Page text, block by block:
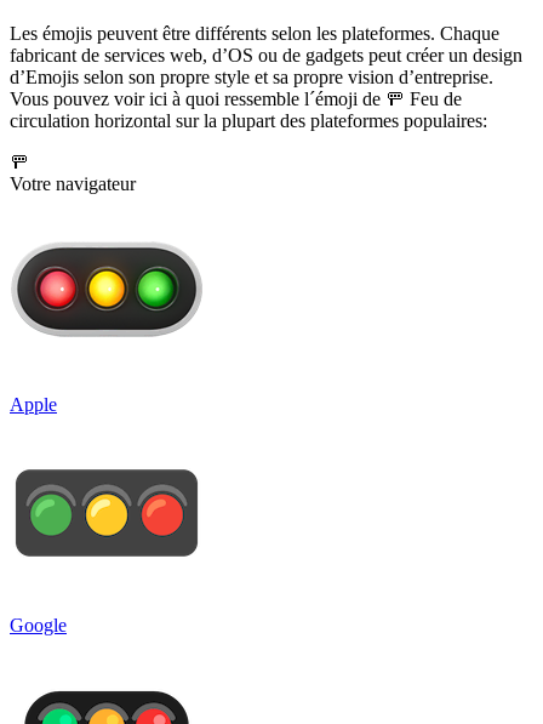
Les émojis peuvent être différents selon les plateformes. Chaque
fabricant de services web, d’OS ou de gadgets peut créer un design
d’Emojis selon son propre style et sa propre vision d’entreprise.
Vous pouvez voir ici à quoi ressemble l´émoji de 🚥 Feu de
circulation horizontal sur la plupart des plateformes populaires:
🚥
Votre navigateur
Apple
Google